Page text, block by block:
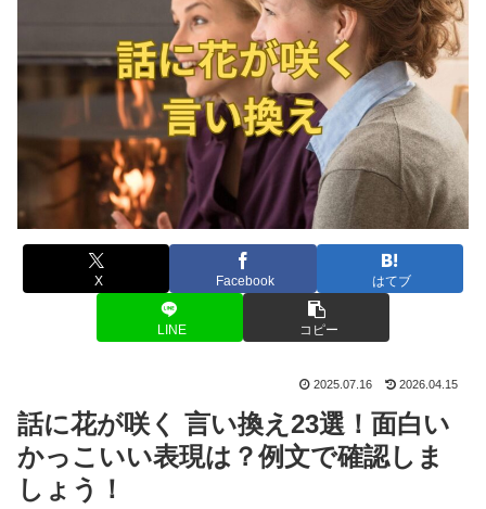
X Facebook はてブ
LINE コピー
2025.07.16 2026.04.15
話に花が咲く 言い換え23選！面白い
かっこいい表現は？例文で確認しま
しょう！